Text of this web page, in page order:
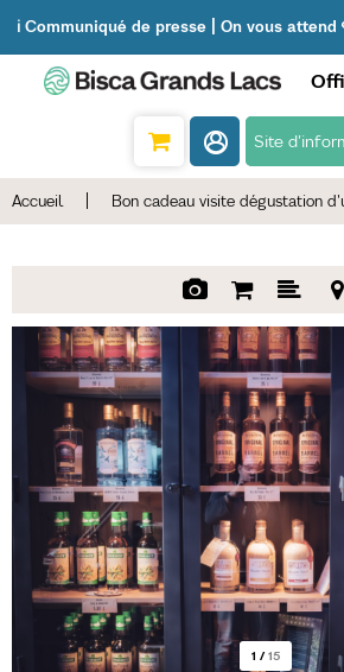
ℹ️ Communiqué de presse | On vous attend
Site
Accueil Bon cadeau visite dégustation
1 / 15